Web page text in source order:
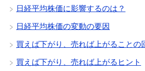
日経平均株価に影響するのは？
日経平均株価の変動の要因
買えば下がり、売れば上がることの
買えば下がり、売れば上がるヒント